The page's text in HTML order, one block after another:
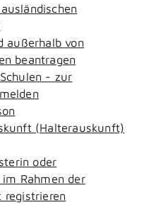
außerhalb von
beantragen
- zur
(Halterauskunft)
oder
Rahmen der
registrieren